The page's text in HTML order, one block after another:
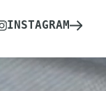
INSTAGRAM